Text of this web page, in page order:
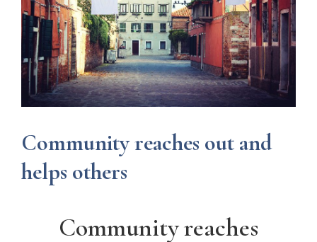
Community reaches out and
helps others
Community reaches